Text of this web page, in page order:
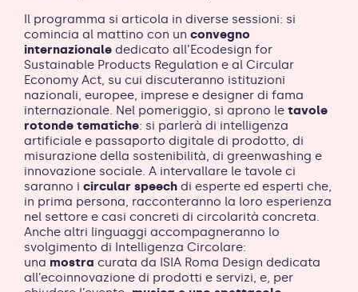
Il programma si articola in diverse sessioni: si
comincia al mattino con un convegno
internazionale dedicato all’Ecodesign for
Sustainable Products Regulation e al Circular
Economy Act, su cui discuteranno istituzioni
nazionali, europee, imprese e designer di fama
internazionale. Nel pomeriggio, si aprono le tavole
rotonde tematiche: si parlerà di intelligenza
artificiale e passaporto digitale di prodotto, di
misurazione della sostenibilità, di greenwashing e
innovazione sociale. A intervallare le tavole ci
saranno i circular speech di esperte ed esperti che,
in prima persona, racconteranno la loro esperienza
nel settore e casi concreti di circolarità concreta.
Anche altri linguaggi accompagneranno lo
svolgimento di Intelligenza Circolare:
una mostra curata da ISIA Roma Design dedicata
all’ecoinnovazione di prodotti e servizi, e, per